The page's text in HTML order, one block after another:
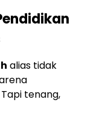
alias tidak
tenang,